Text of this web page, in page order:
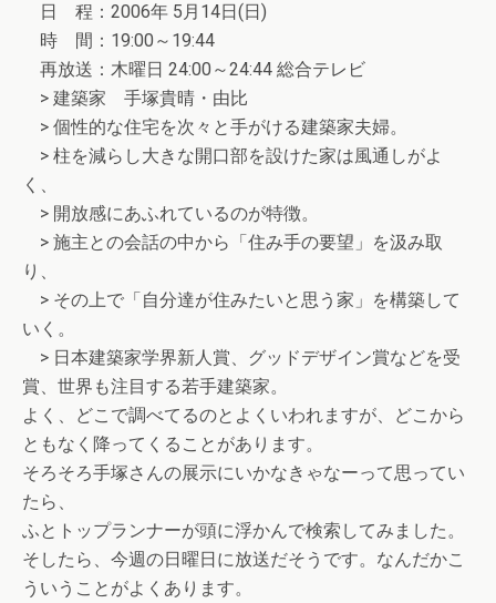
日 程：2006年 5月14日(日)
時 間：19:00～19:44
再放送：木曜日 24:00～24:44 総合テレビ
> 建築家 手塚貴晴・由比
> 個性的な住宅を次々と手がける建築家夫婦。
> 柱を減らし大きな開口部を設けた家は風通しがよ
く、
> 開放感にあふれているのが特徴。
> 施主との会話の中から「住み手の要望」を汲み取
り、
> その上で「自分達が住みたいと思う家」を構築して
いく。
> 日本建築家学界新人賞、グッドデザイン賞などを受
賞、世界も注目する若手建築家。
よく、どこで調べてるのとよくいわれますが、どこから
ともなく降ってくることがあります。
そろそろ手塚さんの展示にいかなきゃなーって思ってい
たら、
ふとトップランナーが頭に浮かんで検索してみました。
そしたら、今週の日曜日に放送だそうです。なんだかこ
ういうことがよくあります。